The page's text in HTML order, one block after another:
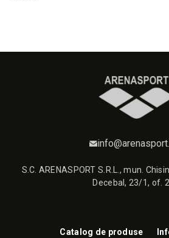
S.C. ARENASPORT S.R.L., mun.
Decebal, 23/1, of.
Catalog de produse